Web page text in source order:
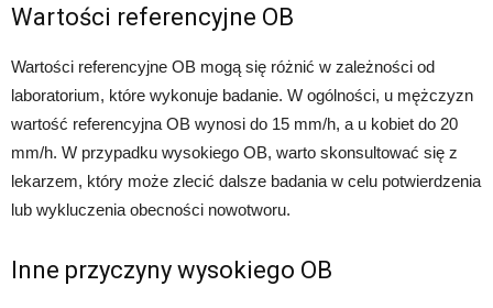
Wartości referencyjne OB
Wartości referencyjne OB mogą się różnić w zależności od
laboratorium, które wykonuje badanie. W ogólności, u mężczyzn
wartość referencyjna OB wynosi do 15 mm/h, a u kobiet do 20
mm/h. W przypadku wysokiego OB, warto skonsultować się z
lekarzem, który może zlecić dalsze badania w celu potwierdzenia
lub wykluczenia obecności nowotworu.
Inne przyczyny wysokiego OB